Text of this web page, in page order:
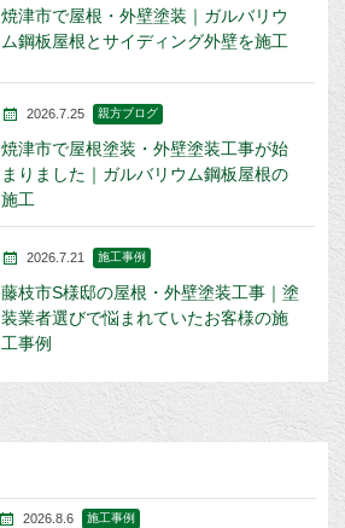
焼津市で屋根・外壁塗装｜ガルバリウ
ム鋼板屋根とサイディング外壁を施工
2026.7.25 親方ブログ
焼津市で屋根塗装・外壁塗装工事が始
まりました｜ガルバリウム鋼板屋根の
施工
2026.7.21 施工事例
藤枝市S様邸の屋根・外壁塗装工事｜塗
装業者選びで悩まれていたお客様の施
工事例
2026.8.6 施工事例